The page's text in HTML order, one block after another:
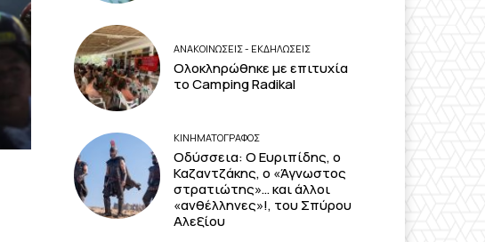
ΑΝΑΚΟΙΝΩΣΕΙΣ - ΕΚΔΗΛΩΣΕΙΣ
Ολοκληρώθηκε με επιτυχία
το Camping Radikal
ΚΙΝΗΜΑΤΟΓΡΆΦΟΣ
Οδύσσεια: Ο Ευριπίδης, ο
Καζαντζάκης, ο «Άγνωστος
στρατιώτης»… και άλλοι
«ανθέλληνες»!, του Σπύρου
Αλεξίου